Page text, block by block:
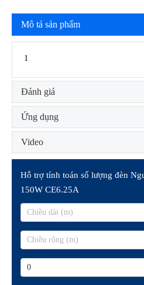
Mô tả sản phẩm
1
Đánh giá
Ứng dụng
Video
Hỗ trợ tính toán số lượng đèn
150W CE6.25A